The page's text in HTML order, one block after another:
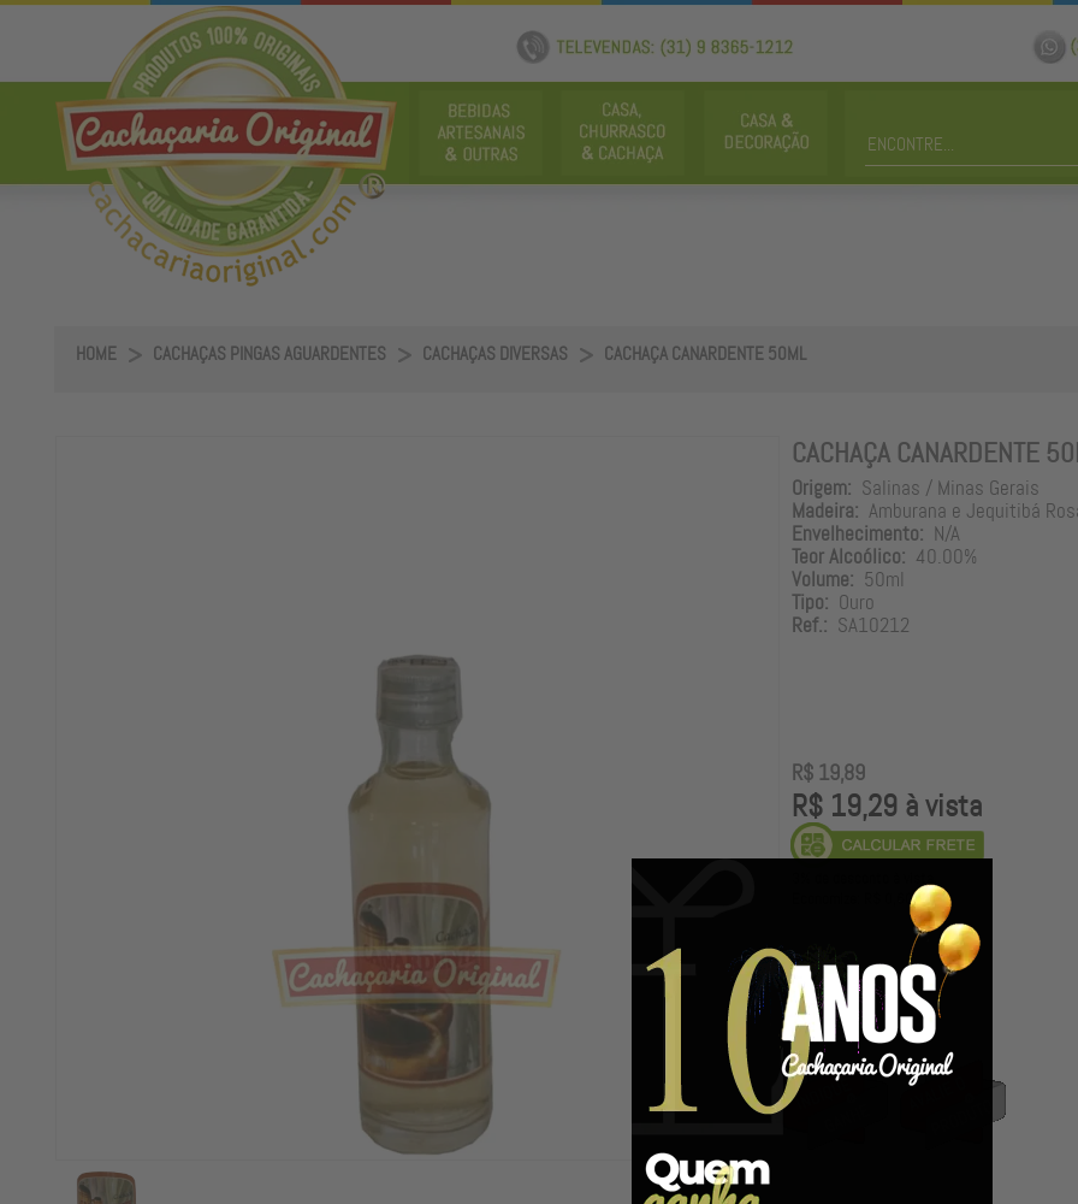
HOME CACHAÇAS PINGAS AGUARDENTES CACHAÇAS DIVERSAS CACHAÇA CANARDENTE 50ML
CACHAÇA CANARDENTE
Origem: Salinas / Minas Gerais
Madeira: Amburana e Jequitibá
Envelhecimento: N/A
Teor Alcoólico: 40.00%
Volume: 50ml
Tipo: Ouro
Ref.: SA10212
R$ 19,89
R$ 19,29 à vista
Economize: R$ 0,60